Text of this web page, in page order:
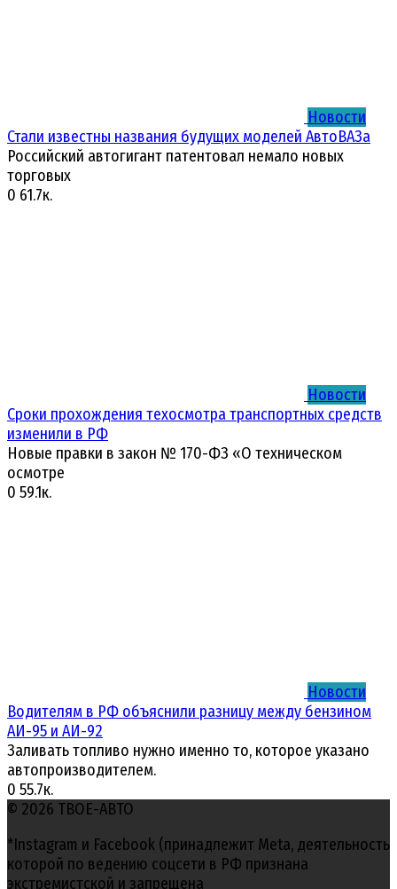
Новости
Стали известны названия будущих моделей АвтоВАЗа
Российский автогигант патентовал немало новых
торговых
0 61.7к.
Новости
Сроки прохождения техосмотра транспортных средств
изменили в РФ
Новые правки в закон № 170-ФЗ «О техническом
осмотре
0 59.1к.
Новости
Водителям в РФ объяснили разницу между бензином
АИ-95 и АИ-92
Заливать топливо нужно именно то, которое указано
автопроизводителем.
0 55.7к.
© 2026 ТВОЕ-АВТО
*Instagram и Facebook (принадлежит Meta, деятельность
которой по ведению соцсети в РФ признана
экстремистской и запрещена